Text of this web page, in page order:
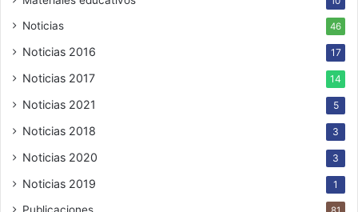
Noticias 46
Noticias 2016 17
Noticias 2017 14
Noticias 2021 5
Noticias 2018 3
Noticias 2020 3
Noticias 2019 1